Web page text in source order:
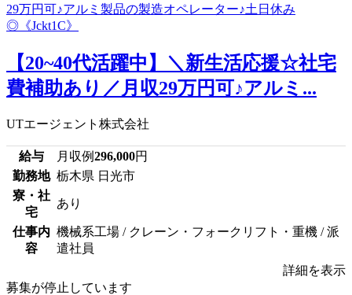
【20~40代活躍中】＼新生活応援☆社宅
費補助あり／月収29万円可♪アルミ...
UTエージェント株式会社
給与 月収例296,000円
勤務地 栃木県 日光市
寮・社
宅
あり
仕事内
容
機械系工場 / クレーン・フォークリフト・重機 / 派
遣社員
詳細を表示
募集が停止しています